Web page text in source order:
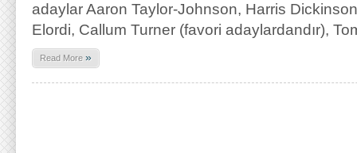
adaylar Aaron Taylor-Johnson, Harris
Elordi, Callum Turner (favori adaylardandır),
Read More »